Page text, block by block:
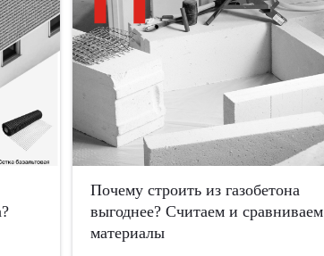
Почему строить из газобетона
выгоднее? Считаем и сравниваем
материалы